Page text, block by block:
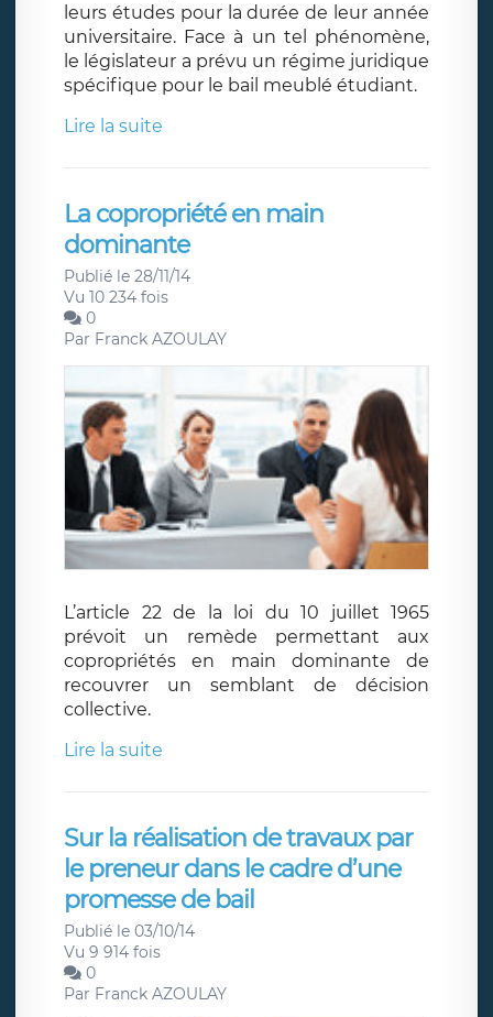
leurs études pour la durée de leur année
universitaire. Face à un tel phénomène,
le législateur a prévu un régime juridique
spécifique pour le bail meublé étudiant.
Lire la suite
La copropriété en main
dominante
Publié le 28/11/14
Vu 10 234 fois
0
Par Franck AZOULAY
L’article 22 de la loi du 10 juillet 1965
prévoit un remède permettant aux
copropriétés en main dominante de
recouvrer un semblant de décision
collective.
Lire la suite
Sur la réalisation de travaux par
le preneur dans le cadre d’une
promesse de bail
Publié le 03/10/14
Vu 9 914 fois
0
Par Franck AZOULAY